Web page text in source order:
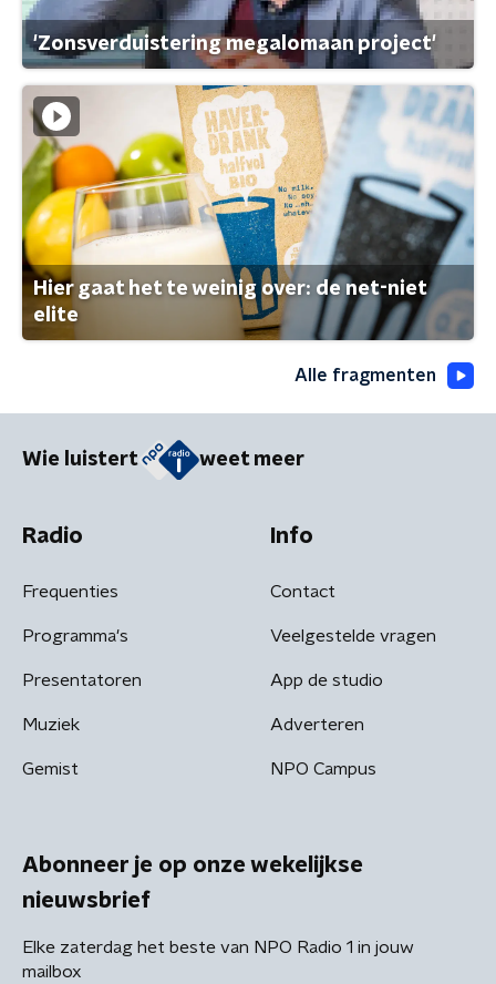
'Zonsverduistering megalomaan project'
Hier gaat het te weinig over: de net-niet
elite
Alle fragmenten
Wie luistert weet meer
Radio
Frequenties
Programma's
Presentatoren
Muziek
Gemist
Info
Contact
Veelgestelde vragen
App de studio
Adverteren
NPO Campus
Abonneer je op onze wekelijkse
nieuwsbrief
Elke zaterdag het beste van NPO Radio 1 in jouw
mailbox